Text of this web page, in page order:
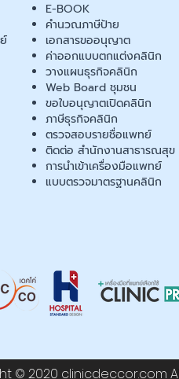
E-BOOK
คำนวณภาษีป้าย
เอกสารขออนุญาต
ค่าออกแบบตกแต่งคลินิก
วางแผนธุรกิจคลินิก
Web Board ชุมชน
ขอใบอนุญาตเปิดคลินิก
ภาษีธุรกิจคลินิก
ตรวจสอบรายชื่อแพทย์
ติดต่อ สำนักงานสาธารณสุข
การนำเข้าเครื่องมือแพทย์
แบบตรวจมาตรฐานคลินิก
© 2020 clinicdeccor.com